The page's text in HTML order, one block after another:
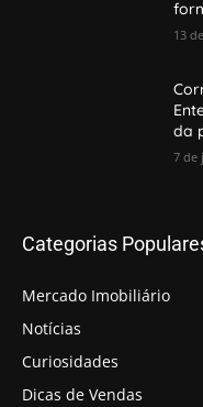
13
da
7 de
Categorias
Mercado Imobiliário
Notícias
Curiosidades
Dicas de Vendas